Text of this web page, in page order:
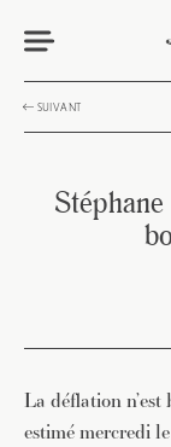
SUIVANT
La déflation n’est
estimé mercredi